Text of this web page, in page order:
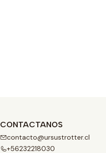
CONTACTANOS
contacto@ursustrotter.cl
+56232218030